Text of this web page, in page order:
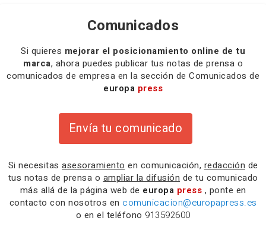
Comunicados
Si quieres mejorar el posicionamiento online de tu
marca, ahora puedes publicar tus notas de prensa o
comunicados de empresa en la sección de Comunicados de
europa press
Envía tu comunicado
Si necesitas asesoramiento en comunicación, redacción de
tus notas de prensa o ampliar la difusión de tu comunicado
más allá de la página web de europa press , ponte en
contacto con nosotros en comunicacion@europapress.es
o en el teléfono 913592600